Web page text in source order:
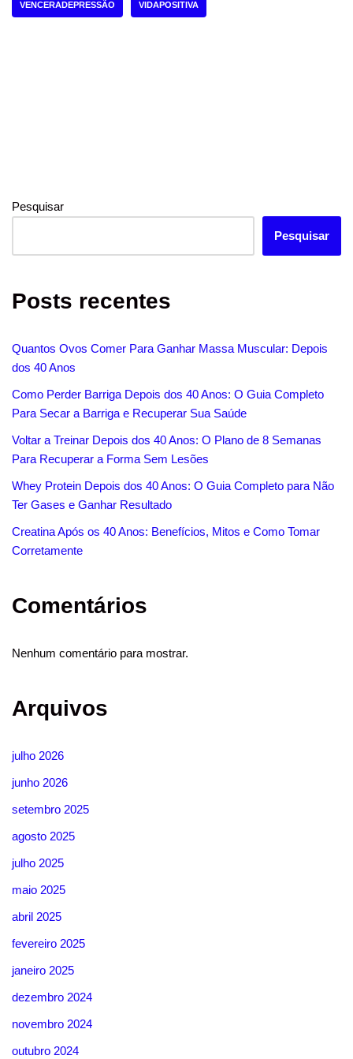
VENCERADEPRESSÃO VIDAPOSITIVA
Pesquisar
Pesquisar
Posts recentes
Quantos Ovos Comer Para Ganhar Massa Muscular: Depois
dos 40 Anos
Como Perder Barriga Depois dos 40 Anos: O Guia Completo
Para Secar a Barriga e Recuperar Sua Saúde
Voltar a Treinar Depois dos 40 Anos: O Plano de 8 Semanas
Para Recuperar a Forma Sem Lesões
Whey Protein Depois dos 40 Anos: O Guia Completo para Não
Ter Gases e Ganhar Resultado
Creatina Após os 40 Anos: Benefícios, Mitos e Como Tomar
Corretamente
Comentários
Nenhum comentário para mostrar.
Arquivos
julho 2026
junho 2026
setembro 2025
agosto 2025
julho 2025
maio 2025
abril 2025
fevereiro 2025
janeiro 2025
dezembro 2024
novembro 2024
outubro 2024